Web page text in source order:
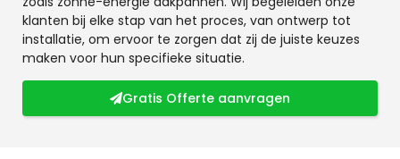
klanten bij elke stap van het proces, van ontwerp tot
installatie, om ervoor te zorgen dat zij de juiste keuzes
maken voor hun specifieke situatie.
Gratis Offerte aanvragen